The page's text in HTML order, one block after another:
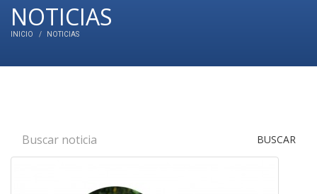
NOTICIAS
INICIO NOTICIAS
BUSCAR